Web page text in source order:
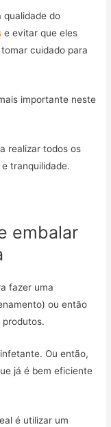
qualidade do
e evitar que eles
cuidado para
importante neste
realizar todos os
tranquilidade.
embalar
fazer uma
ou então
Ou então,
já é bem eficiente
é utilizar um